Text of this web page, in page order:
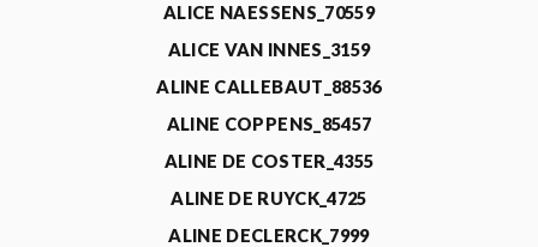
ALICE NAESSENS_70559
ALICE VAN INNES_3159
ALINE CALLEBAUT_88536
ALINE COPPENS_85457
ALINE DE COSTER_4355
ALINE DE RUYCK_4725
ALINE DECLERCK_7999